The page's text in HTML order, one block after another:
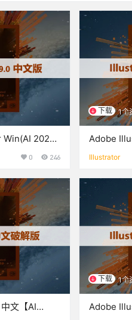
2025
0 246
下载 1个
Adobe
Illustrator
文【AI
下载 1个
Adobe